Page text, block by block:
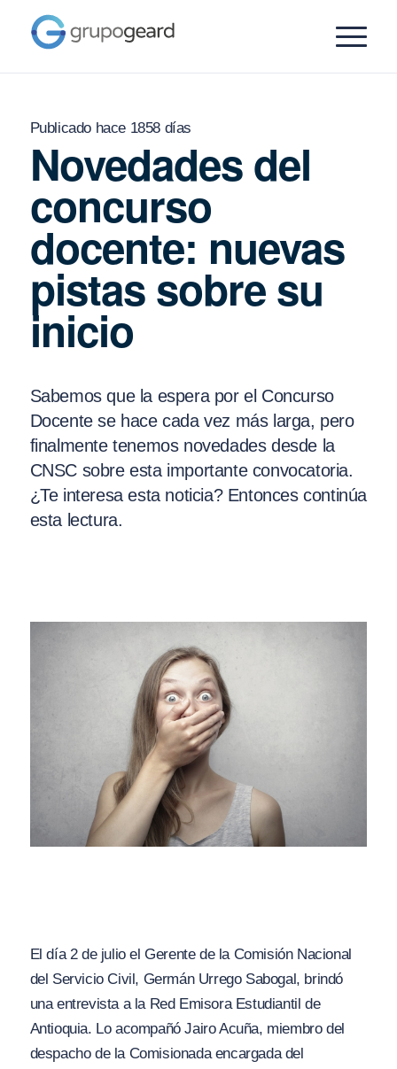
Publicado hace 1858 días
Novedades del
concurso
docente: nuevas
pistas sobre su
inicio
Sabemos que la espera por el Concurso
Docente se hace cada vez más larga, pero
finalmente tenemos novedades desde la
CNSC sobre esta importante convocatoria.
¿Te interesa esta noticia? Entonces continúa
esta lectura.
El día 2 de julio el Gerente de la Comisión Nacional
del Servicio Civil, Germán Urrego Sabogal, brindó
una entrevista a la Red Emisora Estudiantil de
Antioquia. Lo acompañó Jairo Acuña, miembro del
despacho de la Comisionada encargada del